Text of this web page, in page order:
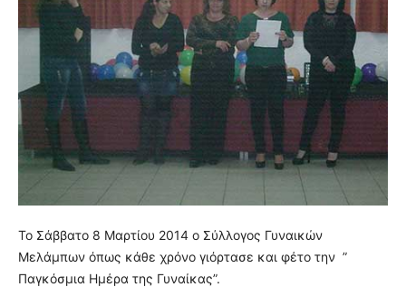
Το Σάββατο 8 Μαρτίου 2014 ο Σύλλογος Γυναικών
Μελάμπων όπως κάθε χρόνο γιόρτασε και φέτο την ”
Παγκόσμια Ημέρα της Γυναίκας”.